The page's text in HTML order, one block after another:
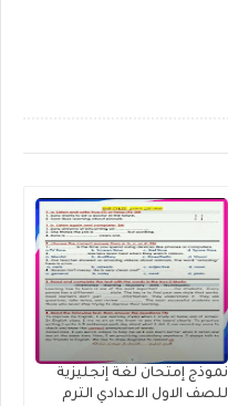
نموذج إمتحان لغة إنجليزية
للصف الاول الاعدادي الترم